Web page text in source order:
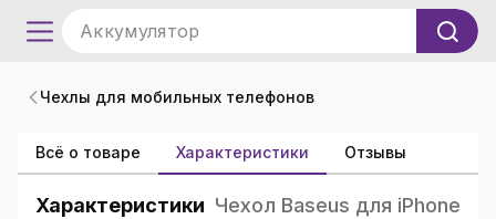
Аккумулятор
Чехлы для мобильных телефонов
Всё о товаре Характеристики Отзывы
Характеристики Чехол Baseus для iPhone